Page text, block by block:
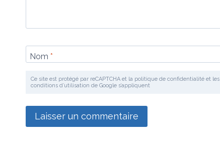
Nom *
Ce site est protégé par reCAPTCHA et la politique de confidentialité et les
conditions d’utilisation de Google s’appliquent